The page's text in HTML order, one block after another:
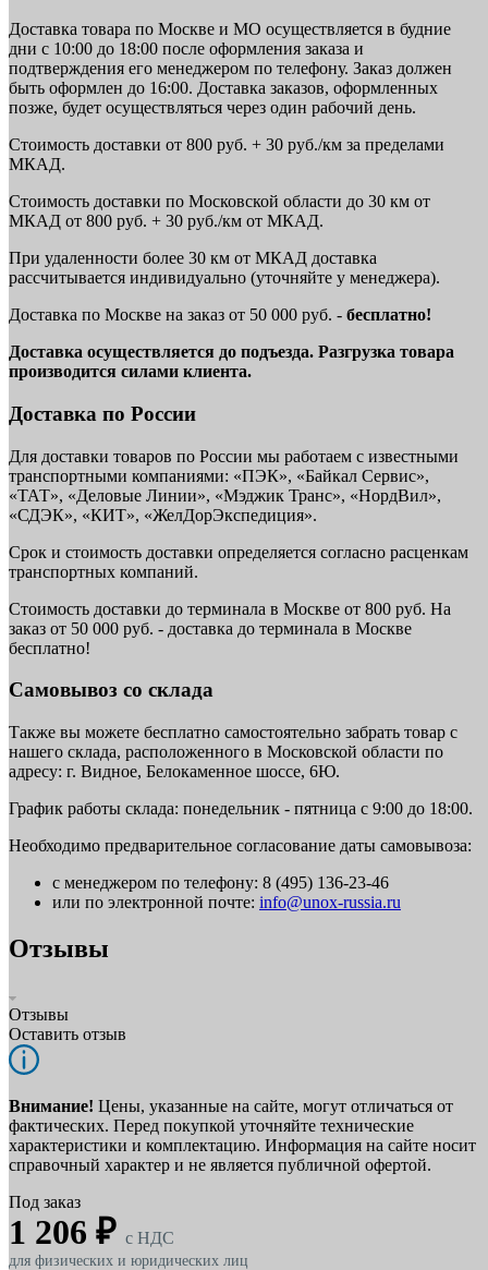
Доставка товара по Москве и МО осуществляется в будние
дни с 10:00 до 18:00 после оформления заказа и
подтверждения его менеджером по телефону. Заказ должен
быть оформлен до 16:00. Доставка заказов, оформленных
позже, будет осуществляться через один рабочий день.
Стоимость доставки от 800 руб. + 30 руб./км за пределами
МКАД.
Стоимость доставки по Московской области до 30 км от
МКАД от 800 руб. + 30 руб./км от МКАД.
При удаленности более 30 км от МКАД доставка
рассчитывается индивидуально (уточняйте у менеджера).
Доставка по Москве на заказ от 50 000 руб. - бесплатно!
Доставка осуществляется до подъезда. Разгрузка товара
производится силами клиента.
Доставка по России
Для доставки товаров по России мы работаем с известными
транспортными компаниями: «ПЭК», «Байкал Сервис»,
«ТАТ», «Деловые Линии», «Мэджик Транс», «НордВил»,
«СДЭК», «КИТ», «ЖелДорЭкспедиция».
Срок и стоимость доставки определяется согласно расценкам
транспортных компаний.
Стоимость доставки до терминала в Москве от 800 руб. На
заказ от 50 000 руб. - доставка до терминала в Москве
бесплатно!
Самовывоз со склада
Также вы можете бесплатно самостоятельно забрать товар с
нашего склада, расположенного в Московской области по
адресу: г. Видное, Белокаменное шоссе, 6Ю.
График работы склада: понедельник - пятница с 9:00 до 18:00.
Необходимо предварительное согласование даты самовывоза:
с менеджером по телефону: 8 (495) 136-23-46
или по электронной почте: info@unox-russia.ru
Отзывы
Отзывы
Оставить отзыв
Внимание! Цены, указанные на сайте, могут отличаться от
фактических. Перед покупкой уточняйте технические
характеристики и комплектацию. Информация на сайте носит
справочный характер и не является публичной офертой.
Под заказ
1 206 ₽ c НДС
для физических и юридических лиц